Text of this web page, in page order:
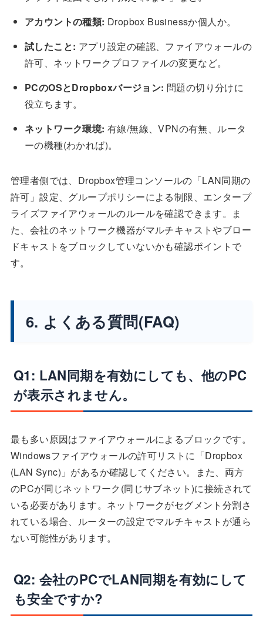
アカウントの種類: Dropbox Businessか個人か。
試したこと: アプリ設定の確認、ファイアウォールの
許可、ネットワークプロファイルの変更など。
PCのOSとDropboxバージョン: 問題の切り分けに
役立ちます。
ネットワーク環境: 有線/無線、VPNの有無、ルータ
ーの機種(わかれば)。
管理者側では、Dropbox管理コンソールの「LAN同期の
許可」設定、グループポリシーによる制限、エンタープ
ライズファイアウォールのルールを確認できます。ま
た、会社のネットワーク機器がマルチキャストやブロー
ドキャストをブロックしていないかも確認ポイントで
す。
6. よくある質問(FAQ)
Q1: LAN同期を有効にしても、他のPC
が表示されません。
最も多い原因はファイアウォールによるブロックです。
Windowsファイアウォールの許可リストに「Dropbox
(LAN Sync)」があるか確認してください。また、両方
のPCが同じネットワーク(同じサブネット)に接続されて
いる必要があります。ネットワークがセグメント分割さ
れている場合、ルーターの設定でマルチキャストが通ら
ない可能性があります。
Q2: 会社のPCでLAN同期を有効にして
も安全ですか?